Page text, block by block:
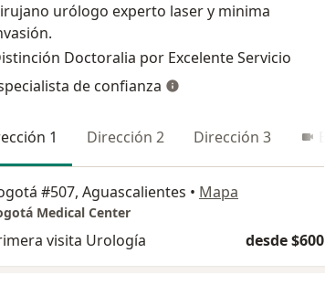
urólogo experto laser y minima
Doctoralia por Excelente Servicio
de confianza
1 Dirección 2 Dirección 3
#507, Aguascalientes • Mapa
Medical Center
visita Urología desde $600